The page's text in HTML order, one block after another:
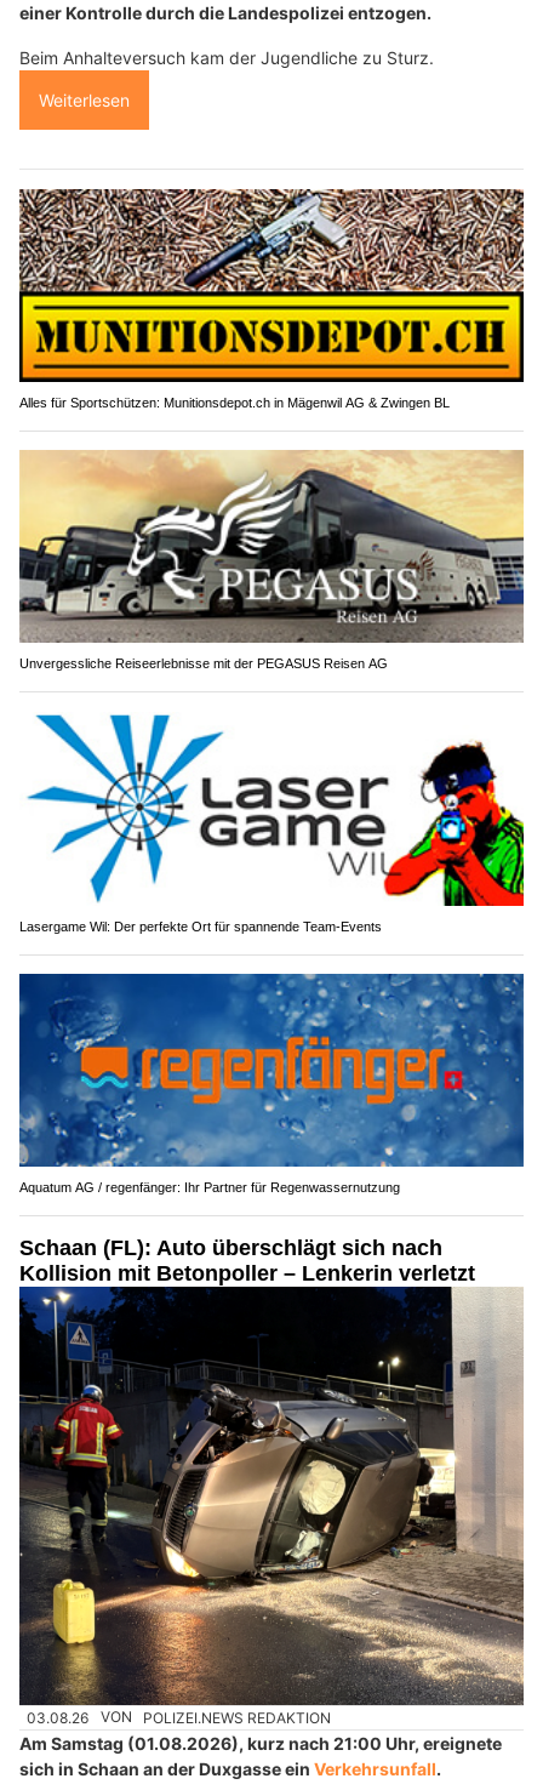
einer Kontrolle durch die Landespolizei entzogen.
Beim Anhalteversuch kam der Jugendliche zu Sturz.
Weiterlesen
Alles für Sportschützen: Munitionsdepot.ch in Mägenwil AG & Zwingen BL
Unvergessliche Reiseerlebnisse mit der PEGASUS Reisen AG
Lasergame Wil: Der perfekte Ort für spannende Team-Events
Aquatum AG / regenfänger: Ihr Partner für Regenwassernutzung
Schaan (FL): Auto überschlägt sich nach
Kollision mit Betonpoller – Lenkerin verletzt
03.08.26 VON POLIZEI.NEWS REDAKTION
Am Samstag (01.08.2026), kurz nach 21:00 Uhr, ereignete
sich in Schaan an der Duxgasse ein Verkehrsunfall.